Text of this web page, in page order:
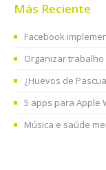
Más Reciente
Facebook
Organizar trabalho
¿Huevos de
5 apps para Apple
Música e saúde